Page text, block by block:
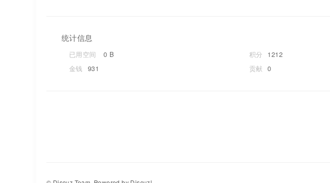
统计信息
已用空间 0 B 积分 1212
金钱
931 贡献 0